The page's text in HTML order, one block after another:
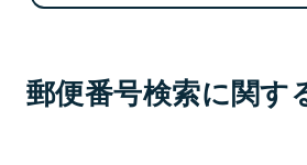
郵便番号検索に関す